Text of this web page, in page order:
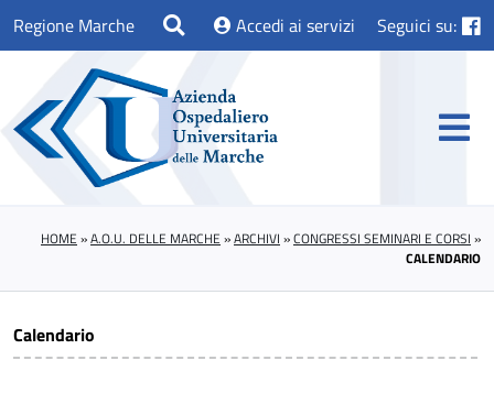
Regione Marche Accedi ai servizi Seguici su:
HOME »A.O.U. DELLE MARCHE »ARCHIVI »CONGRESSI SEMINARI E CORSI »
CALENDARIO
Calendario